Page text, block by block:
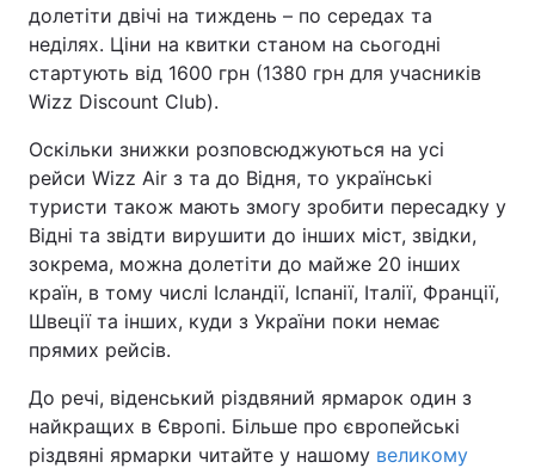
долетіти двічі на тиждень – по середах та
неділях. Ціни на квитки станом на сьогодні
стартують від 1600 грн (1380 грн для учасників
Wizz Discount Club).
Оскільки знижки розповсюджуються на усі
рейси Wizz Air з та до Відня, то українські
туристи також мають змогу зробити пересадку у
Відні та звідти вирушити до інших міст, звідки,
зокрема, можна долетіти до майже 20 інших
країн, в тому числі Ісландії, Іспанії, Італії, Франції,
Швеції та інших, куди з України поки немає
прямих рейсів.
До речі, віденський різдвяний ярмарок один з
найкращих в Європі. Більше про європейські
різдвяні ярмарки читайте у нашому великому